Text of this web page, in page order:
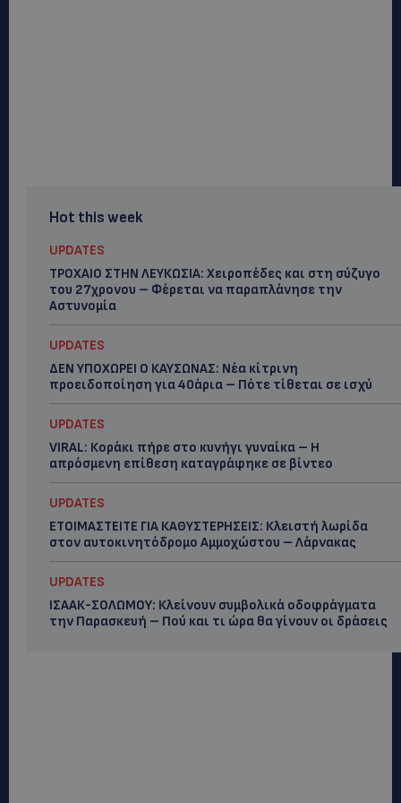
Hot this week
UPDATES
ΤΡΟΧΑΙΟ ΣΤΗΝ ΛΕΥΚΩΣΙΑ: Χειροπέδες και στη σύζυγο
του 27χρονου – Φέρεται να παραπλάνησε την
Αστυνομία
UPDATES
ΔΕΝ ΥΠΟΧΩΡΕΙ Ο ΚΑΥΣΩΝΑΣ: Νέα κίτρινη
προειδοποίηση για 40άρια – Πότε τίθεται σε ισχύ
UPDATES
VIRAL: Κοράκι πήρε στο κυνήγι γυναίκα – Η
απρόσμενη επίθεση καταγράφηκε σε βίντεο
UPDATES
ΕΤΟΙΜΑΣΤΕΙΤΕ ΓΙΑ ΚΑΘΥΣΤΕΡΗΣΕΙΣ: Κλειστή λωρίδα
στον αυτοκινητόδρομο Αμμοχώστου – Λάρνακας
UPDATES
ΙΣΑΑΚ-ΣΟΛΩΜΟΥ: Κλείνουν συμβολικά οδοφράγματα
την Παρασκευή – Πού και τι ώρα θα γίνουν οι δράσεις